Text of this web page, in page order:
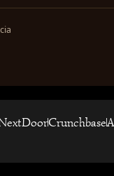
Crunchbase